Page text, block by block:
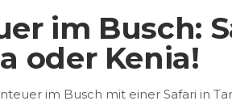
im Busch:
oder Kenia!
im Busch mit einer Safari in